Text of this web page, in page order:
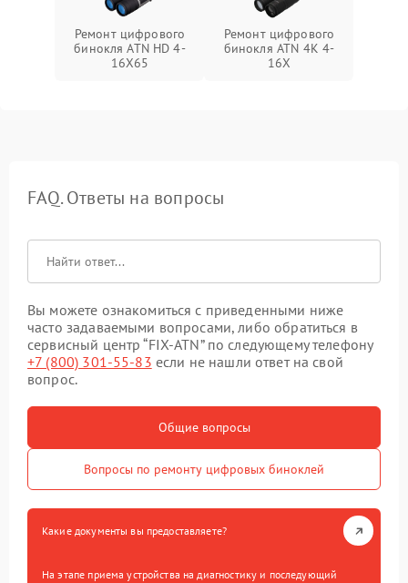
Ремонт цифрового
бинокля ATN HD 4-
16X65
Ремонт цифрового
бинокля ATN 4K 4-
16X
FAQ. Ответы на вопросы
Вы можете ознакомиться с приведенными ниже
часто задаваемыми вопросами, либо обратиться в
сервисный центр “FIX-ATN” по следующему телефону
+7 (800) 301-55-83 если не нашли ответ на свой
вопрос.
Общие вопросы
Вопросы по ремонту цифровых биноклей
Какие документы вы предоставляете?
На этапе приема устройства на диагностику и последующий